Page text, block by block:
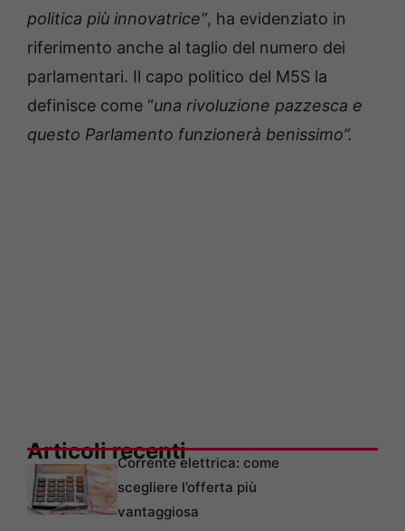
politica più innovatrice”, ha evidenziato in
riferimento anche al taglio del numero dei
parlamentari. Il capo politico del M5S la
definisce come “una rivoluzione pazzesca e
questo Parlamento funzionerà benissimo”.
Articoli recentiCorrente elettrica: come
scegliere l’offerta più
vantaggiosa